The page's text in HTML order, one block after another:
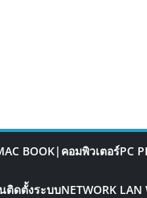
BOOK|คอมพิวเตอร์PC
ติดตั้งระบบNETWORK LAN